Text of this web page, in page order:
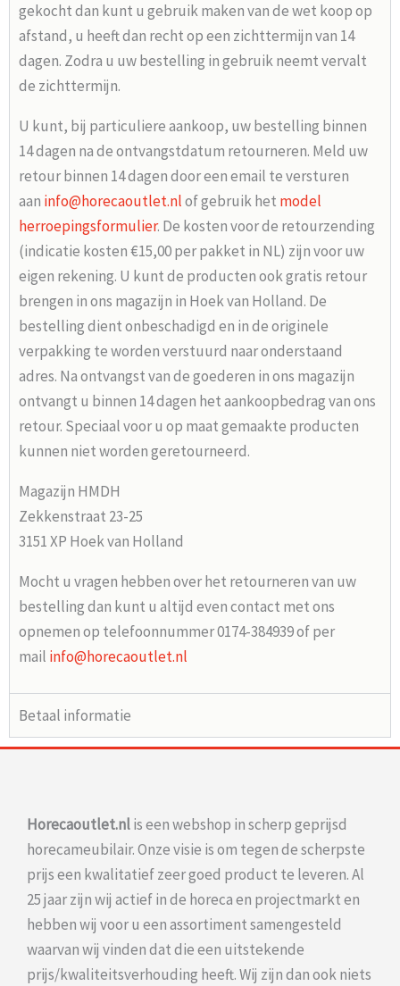
gekocht dan kunt u gebruik maken van de wet koop op
afstand, u heeft dan recht op een zichttermijn van 14
dagen. Zodra u uw bestelling in gebruik neemt vervalt
de zichttermijn.
U kunt, bij particuliere aankoop, uw bestelling binnen
14 dagen na de ontvangstdatum retourneren. Meld uw
retour binnen 14 dagen door een email te versturen
aan info@horecaoutlet.nlof gebruik het model
herroepingsformulier. De kosten voor de retourzending
(indicatie kosten €15,00 per pakket in NL) zijn voor uw
eigen rekening. U kunt de producten ook gratis retour
brengen in ons magazijn in Hoek van Holland. De
bestelling dient onbeschadigd en in de originele
verpakking te worden verstuurd naar onderstaand
adres. Na ontvangst van de goederen in ons magazijn
ontvangt u binnen 14 dagen het aankoopbedrag van ons
retour. Speciaal voor u op maat gemaakte producten
kunnen niet worden geretourneerd.
Magazijn HMDH
Zekkenstraat 23-25
3151 XP Hoek van Holland
Mocht u vragen hebben over het retourneren van uw
bestelling dan kunt u altijd even contact met ons
opnemen op telefoonnummer 0174-384939 of per
mail info@horecaoutlet.nl
Betaal informatie
Horecaoutlet.nlis een webshop in scherp geprijsd
horecameubilair. Onze visie is om tegen de scherpste
prijs een kwalitatief zeer goed product te leveren. Al
25 jaar zijn wij actief in de horeca en projectmarkt en
hebben wij voor u een assortiment samengesteld
waarvan wij vinden dat die een uitstekende
prijs/kwaliteitsverhouding heeft. Wij zijn dan ook niets